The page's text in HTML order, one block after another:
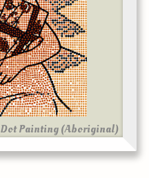
Dot Painting (Aboriginal)